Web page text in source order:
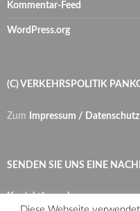
Kommentar-Feed
WordPress.org
(C) VERKEHRSPOLITIK
Zum Impressum / Datenschutz
SENDEN SIE UNS EINE
Kontaktformular